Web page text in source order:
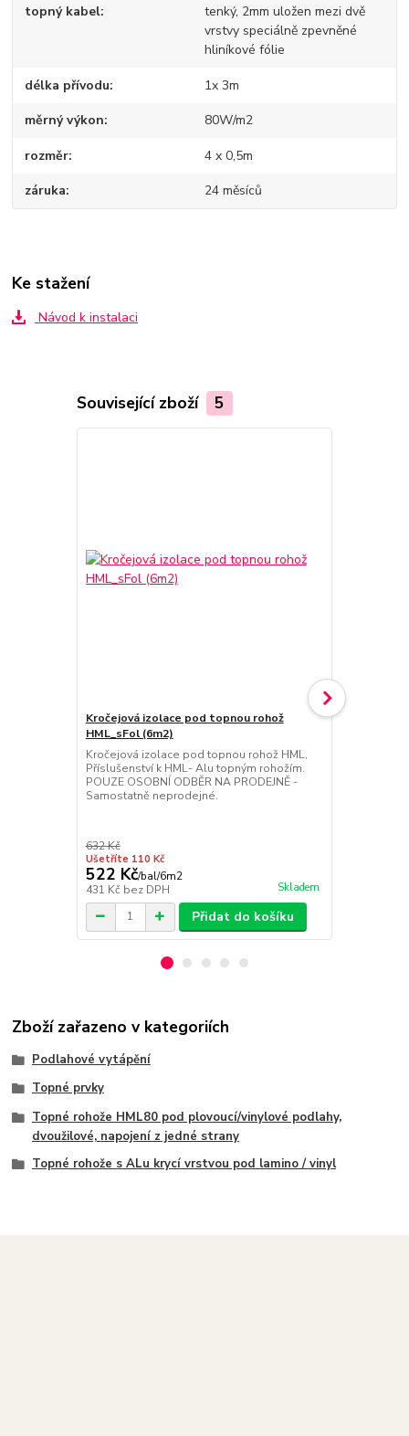
topný kabel
tenký, 2mm uložen mezi dvě
vrstvy speciálně zpevněné
hliníkové fólie
délka přívodu 1x 3m
měrný výkon 80W/m2
rozměr 4 x 0,5m
záruka 24 měsíců
Ke stažení
Návod k instalaci
Související zboží 5
Kročejová izolace pod topnou rohož
HML_sFol (6m2)
Kročejová izolace pod topnou rohož HML,
Příslušenství k HML- Alu topným rohožím.
POUZE OSOBNÍ ODBĚR NA PRODEJNĚ -
Samostatně neprodejné.
632 Kč
Ušetříte 110 Kč
522 Kč/bal/6m2
431 Kč bez DPH Skladem
Přidat do košíku
Zboží zařazeno v kategoriích
Podlahové vytápění
Topné prvky
Topné rohože HML80 pod plovoucí/vinylové podlahy,
dvoužilové, napojení z jedné strany
Topné rohože s ALu krycí vrstvou pod lamino / vinyl